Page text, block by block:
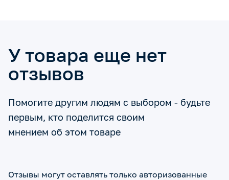
У товара еще нет
отзывов
Помогите другим людям с выбором - будьте
первым, кто поделится своим
мнением об этом товаре
Отзывы могут оставлять только авторизованные